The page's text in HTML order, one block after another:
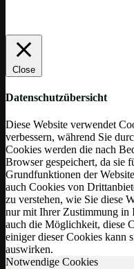
Close
Datenschutzübersicht
Diese Website verwendet
verbessern, während Sie
Cookies werden die nach
Browser gespeichert, da sie
Grundfunktionen der
auch Cookies von
zu verstehen, wie Sie diese
nur mit Ihrer Zustimmung in
auch die Möglichkeit, diese
einiger dieser Cookies kann
auswirken.
Notwendige Cookies